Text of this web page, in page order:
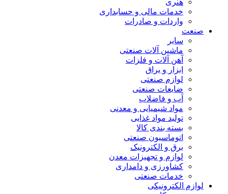
هنری
خدمات مالی و حسابداری
واردات و صادرات
صنعت
سایر
ماشین آلات صنعتی
آهن آلات و فلزات
ابزار و یراق
لوازم صنعتی
ضایعات صنعتی
آب و فاضلاب
مواد شیمیایی و معدنی
تولید مواد غذایی
بسته بندی کالا
اتوماسیون صنعتی
برق و الکترونیک
لوازم و تجهیزات معدن
کشاورزی و دامداری
خدمات صنعتی
لوازم الکترونیکی